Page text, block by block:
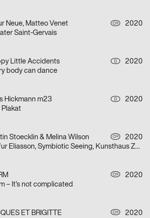
Neue, Matteo Venet CH
2020
Saint-Gervais
Little Accidents D
2020
body can dance
Hickmann m23 D
2020
Plakat
Stoecklin & Melina Wilson CH
2020
Olafur Eliasson, Symbiotic Seeing, Kunsthaus Zürich
CH
2020
– It’s not complicated
ET BRIGITTE CH
2020